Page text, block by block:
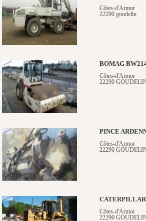
Côtes-d'Armor
22290 goudelin
BOMAG
Côtes-d'Armor
22290
PINCE
Côtes-d'Armor
22290
Côtes-d'Armor
22290